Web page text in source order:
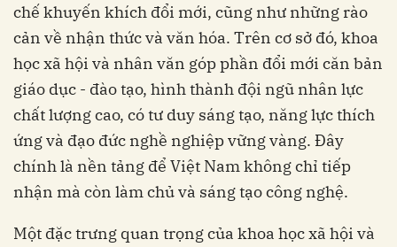
chế khuyến khích đổi mới, cũng như những rào
cản về nhận thức và văn hóa. Trên cơ sở đó, khoa
học xã hội và nhân văn góp phần đổi mới căn bản
giáo dục - đào tạo, hình thành đội ngũ nhân lực
chất lượng cao, có tư duy sáng tạo, năng lực thích
ứng và đạo đức nghề nghiệp vững vàng. Đây
chính là nền tảng để Việt Nam không chỉ tiếp
nhận mà còn làm chủ và sáng tạo công nghệ.
Một đặc trưng quan trọng của khoa học xã hội và